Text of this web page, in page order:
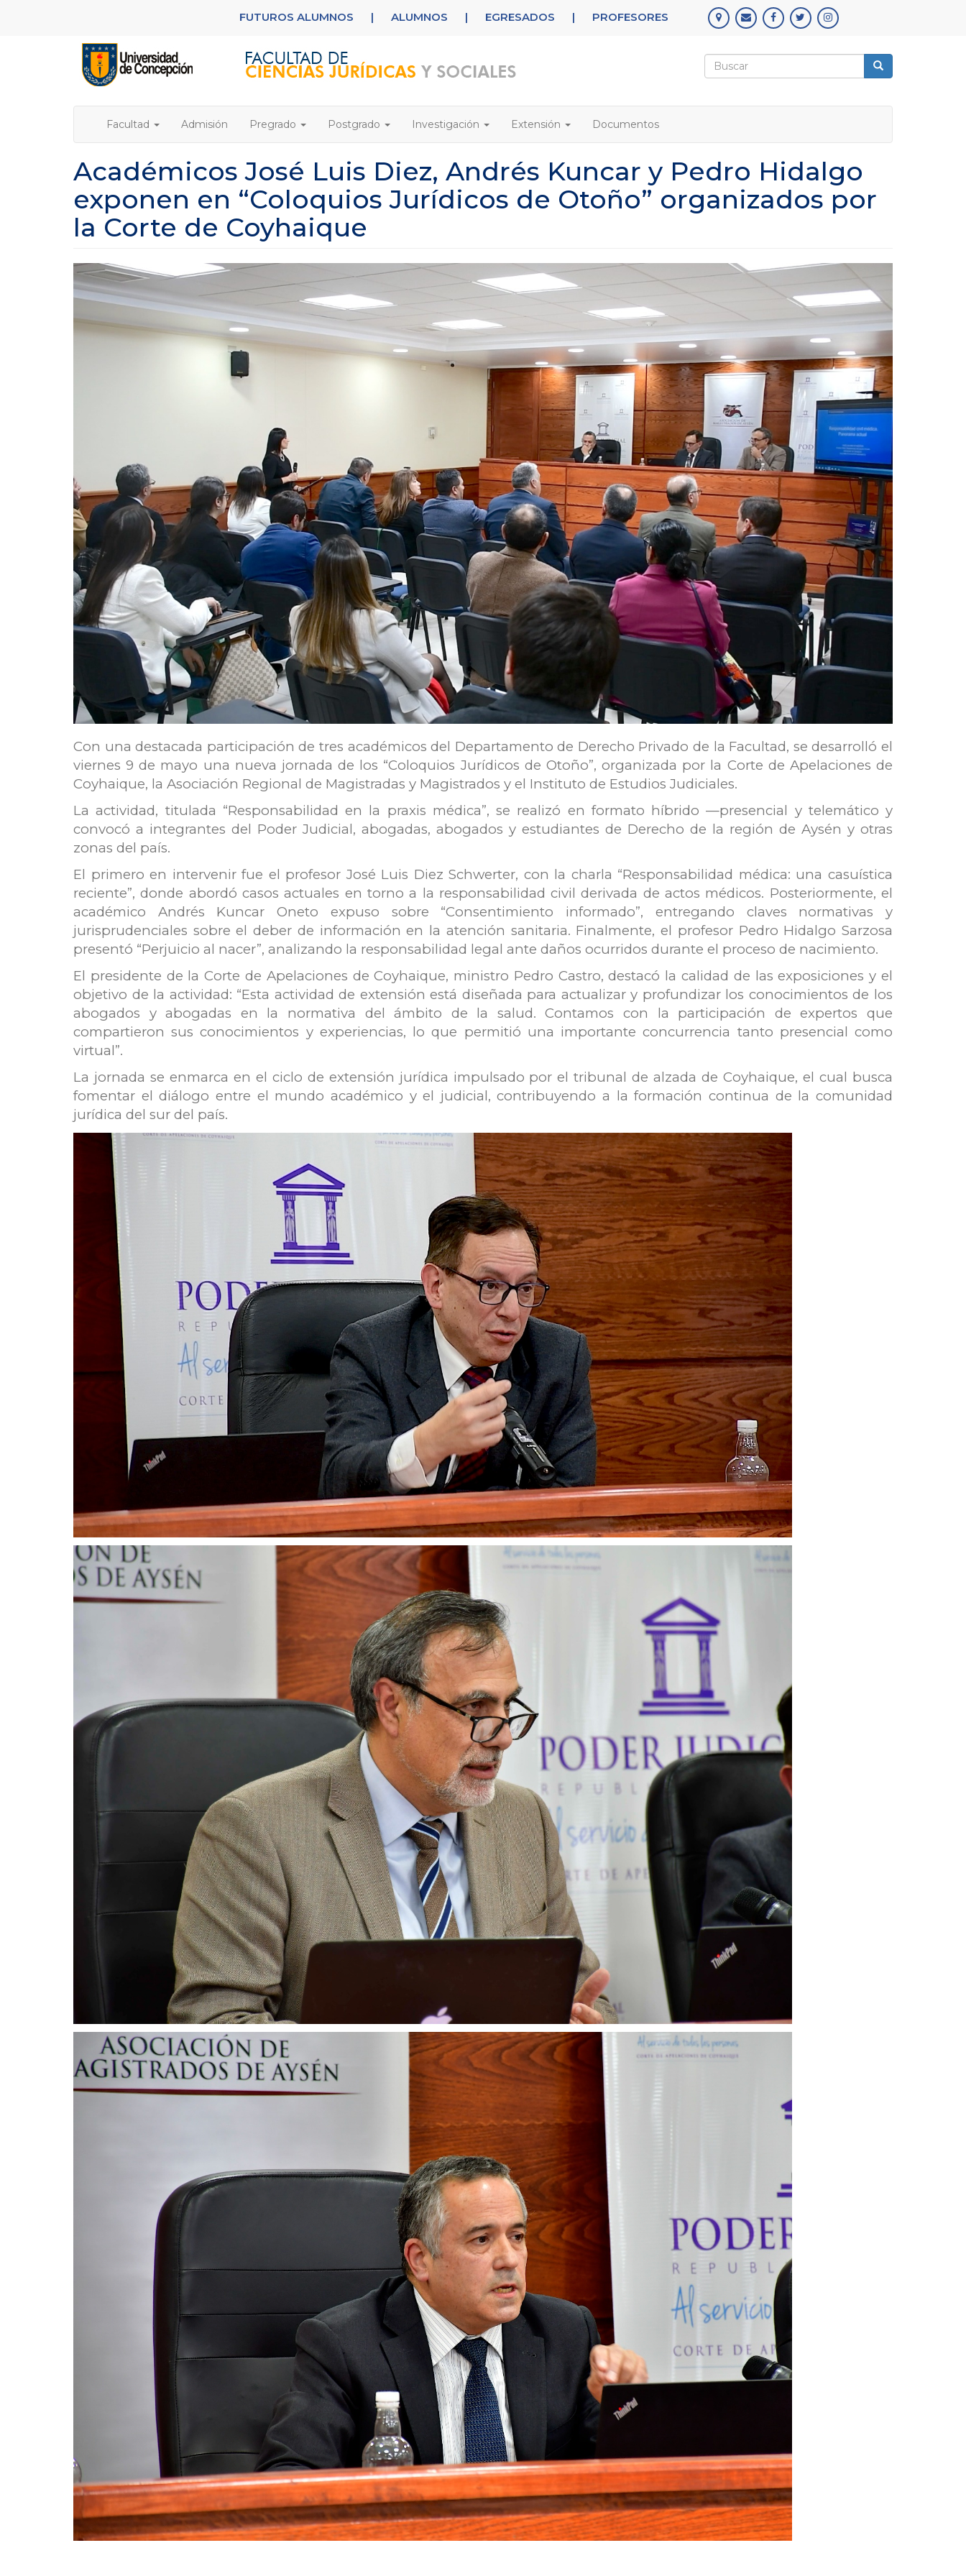
FUTUROS ALUMNOS | ALUMNOS | EGRESADOS | PROFESORES
Formulario
búsqueda
Facultad Admisión Pregrado Postgrado Investigación Extensión Documentos
Académicos José Luis Diez, Andrés Kuncar y Pedro Hidalgo
exponen en “Coloquios Jurídicos de Otoño” organizados por
la Corte de Coyhaique
Con una destacada participación de tres académicos del Departamento de Derecho Privado de la Facultad, se desarrolló el
viernes 9 de mayo una nueva jornada de los “Coloquios Jurídicos de Otoño”, organizada por la Corte de Apelaciones de
Coyhaique, la Asociación Regional de Magistradas y Magistrados y el Instituto de Estudios Judiciales.
La actividad, titulada “Responsabilidad en la praxis médica”, se realizó en formato híbrido —presencial y telemático y
convocó a integrantes del Poder Judicial, abogadas, abogados y estudiantes de Derecho de la región de Aysén y otras
zonas del país.
El primero en intervenir fue el profesor José Luis Diez Schwerter, con la charla “Responsabilidad médica: una casuística
reciente”, donde abordó casos actuales en torno a la responsabilidad civil derivada de actos médicos. Posteriormente, el
académico Andrés Kuncar Oneto expuso sobre “Consentimiento informado”, entregando claves normativas y
jurisprudenciales sobre el deber de información en la atención sanitaria. Finalmente, el profesor Pedro Hidalgo Sarzosa
presentó “Perjuicio al nacer”, analizando la responsabilidad legal ante daños ocurridos durante el proceso de nacimiento.
El presidente de la Corte de Apelaciones de Coyhaique, ministro Pedro Castro, destacó la calidad de las exposiciones y el
objetivo de la actividad: “Esta actividad de extensión está diseñada para actualizar y profundizar los conocimientos de los
abogados y abogadas en la normativa del ámbito de la salud. Contamos con la participación de expertos que
compartieron sus conocimientos y experiencias, lo que permitió una importante concurrencia tanto presencial como
virtual”.
La jornada se enmarca en el ciclo de extensión jurídica impulsado por el tribunal de alzada de Coyhaique, el cual busca
fomentar el diálogo entre el mundo académico y el judicial, contribuyendo a la formación continua de la comunidad
jurídica del sur del país.